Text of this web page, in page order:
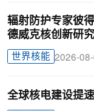
辐射防护专家彼
德威克核创新研
世界核能 2026-
全球核电建设提